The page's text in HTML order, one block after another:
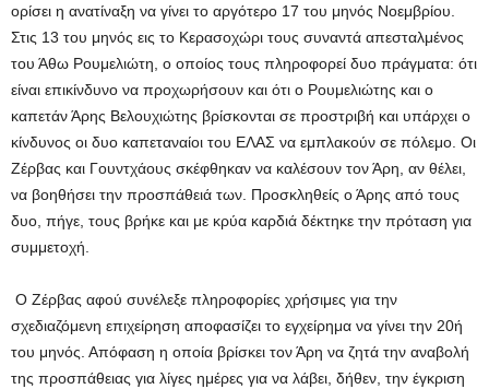
ορίσει η ανατίναξη να γίνει το αργότερο 17 του μηνός Νοεμβρίου.
Στις 13 του μηνός εις το Κερασοχώρι τους συναντά απεσταλμένος
του Άθω Ρουμελιώτη, ο οποίος τους πληροφορεί δυο πράγματα: ότι
είναι επικίνδυνο να προχωρήσουν και ότι ο Ρουμελιώτης και ο
καπετάν Άρης Βελουχιώτης βρίσκονται σε προστριβή και υπάρχει ο
κίνδυνος οι δυο καπεταναίοι του ΕΛΑΣ να εμπλακούν σε πόλεμο. Οι
Ζέρβας και Γουντχάους σκέφθηκαν να καλέσουν τον Άρη, αν θέλει,
να βοηθήσει την προσπάθειά των. Προσκληθείς ο Άρης από τους
δυο, πήγε, τους βρήκε και με κρύα καρδιά δέκτηκε την πρόταση για
συμμετοχή.
Ο Ζέρβας αφού συνέλεξε πληροφορίες χρήσιμες για την
σχεδιαζόμενη επιχείρηση αποφασίζει το εγχείρημα να γίνει την 20ή
του μηνός. Απόφαση η οποία βρίσκει τον Άρη να ζητά την αναβολή
της προσπάθειας για λίγες ημέρες για να λάβει, δήθεν, την έγκριση